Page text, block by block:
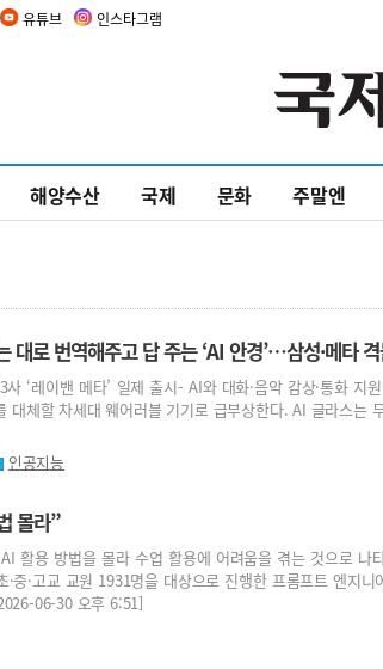
유튜브 인스타그램
해양수산 국제 문화 주말엔
대로 번역해주고 답 주는 ‘AI 안경’…삼성·메타
사 ‘레이밴 메타’ 일제 출시- AI와 대화·음악 감상·통화 지
대체할 차세대 웨어러블 기기로 급부상한다. AI 글라스
인공지능
몰라”
활용 방법을 몰라 수업 활용에 어려움을 겪는 것으로 나
중·고교 교원 1931명을 대상으로 진행한 프롬프트 엔지
06-30 오후 6:51]